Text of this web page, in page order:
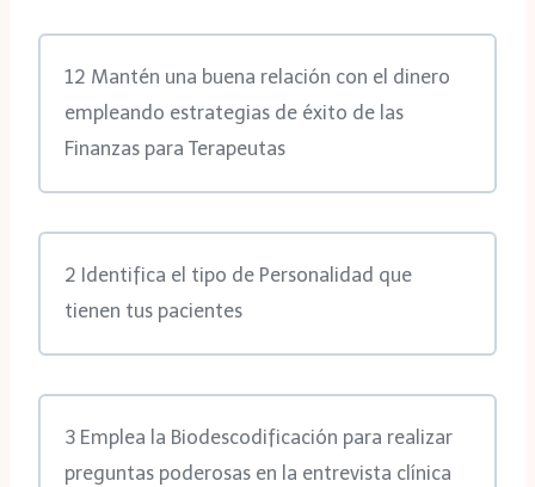
12 Mantén una buena relación con el dinero
empleando estrategias de éxito de las
Finanzas para Terapeutas
2 Identifica el tipo de Personalidad que
tienen tus pacientes
3 Emplea la Biodescodificación para realizar
preguntas poderosas en la entrevista clínica